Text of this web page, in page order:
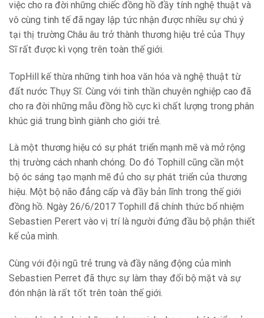
việc cho ra đời những chiếc đồng hồ đầy tính nghệ thuật và
vô cùng tinh tế đã ngay lập tức nhận được nhiều sự chú ý
tại thị trường Châu âu trở thành thương hiệu trẻ của Thụy
Sĩ rất được kì vọng trên toàn thế giới.
TopHill kế thừa những tinh hoa văn hóa và nghệ thuật từ
đất nước Thụy Sĩ. Cùng với tinh thần chuyên nghiệp cao đã
cho ra đời những mẫu đồng hồ cực kì chất lượng trong phân
khúc giá trung bình giành cho giới trẻ.
Là một thương hiệu có sự phát triển mạnh mẽ và mở rộng
thị trường cách nhanh chóng. Do đó Tophill cũng cần một
bộ óc sáng tạo mạnh mẽ đủ cho sự phát triển của thương
hiệu. Một bộ não đẳng cấp và đầy bản lĩnh trong thế giới
đồng hồ. Ngày 26/6/2017 Tophill đã chính thức bổ nhiệm
Sebastien Perert vào vị trí là người đứng đầu bộ phận thiết
kế của mình.
Cùng với đội ngũ trẻ trung và đầy năng động của mình
Sebastien Perret đã thực sự làm thay đổi bộ mặt và sự
đón nhận là rất tốt trên toàn thế giới.